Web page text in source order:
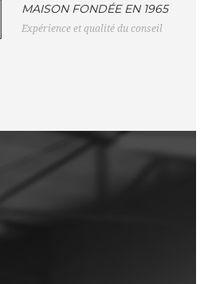
MAISON FONDÉE EN 1965
Expérience et qualité du conseil